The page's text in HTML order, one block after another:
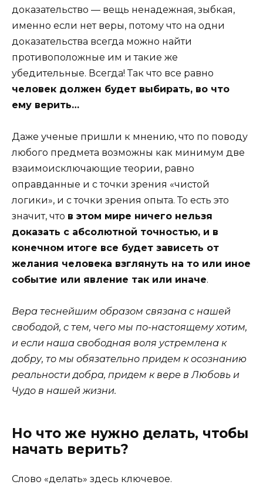
доказательство — вещь ненадежная, зыбкая,
именно если нет веры, потому что на одни
доказательства всегда можно найти
противоположные им и такие же
убедительные. Всегда! Так что все равно
человек должен будет выбирать, во что
ему верить…
Даже ученые пришли к мнению, что по поводу
любого предмета возможны как минимум две
взаимоисключающие теории, равно
оправданные и с точки зрения «чистой
логики», и с точки зрения опыта. То есть это
значит, что в этом мире ничего нельзя
доказать с абсолютной точностью, и в
конечном итоге все будет зависеть от
желания человека взглянуть на то или иное
событие или явление так или иначе.
Вера теснейшим образом связана с нашей
свободой, с тем, чего мы по-настоящему хотим,
и если наша свободная воля устремлена к
добру, то мы обязательно придем к осознанию
реальности добра, придем к вере в Любовь и
Чудо в нашей жизни.
Но что же нужно делать, чтобы
начать верить?
Слово «делать» здесь ключевое.